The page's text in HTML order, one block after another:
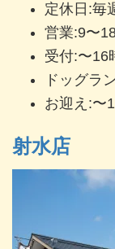
定休日:毎
営業:9〜
受付:〜16
ドッグラ
お迎え:〜
射水店